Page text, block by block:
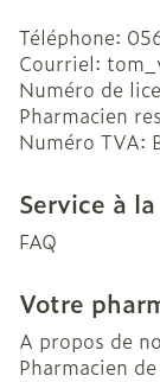
Téléphone:
Courriel:
Numéro de
Pharmacien
Numéro TVA:
Service à
FAQ
Votre
A propos de
Pharmacien